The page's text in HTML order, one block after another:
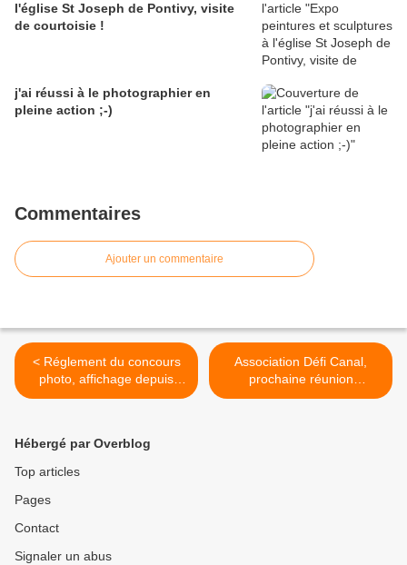
l'église St Joseph de Pontivy, visite
de courtoisie !
j'ai réussi à le photographier en
pleine action ;-)
Commentaires
Ajouter un commentaire
< Réglement du concours
photo, affichage depuis
lundi 21 avril au Pk 195...
Association Défi Canal,
prochaine réunion
mensuelle ! >
Hébergé par Overblog
Top articles
Pages
Contact
Signaler un abus